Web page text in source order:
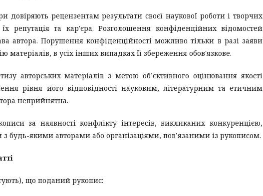
рецензентам результати своєї наукової роботи і творчих
репутація та кар'єра. Розголошення конфіденційних відомостей
автора. Порушення конфіденційності можливо тільки в разі заяви
матеріалів, в усіх інших випадках її збереження обов'язкове.
авторських матеріалів з метою об’єктивного оцінювання якості
рівня його відповідності науковим, літературним та етичним
неприйнятна.
за наявності конфлікту інтересів, викликаних конкуренцією,
будь-якими авторами або організаціями, пов’язаними із рукописом.
що поданий рукопис: